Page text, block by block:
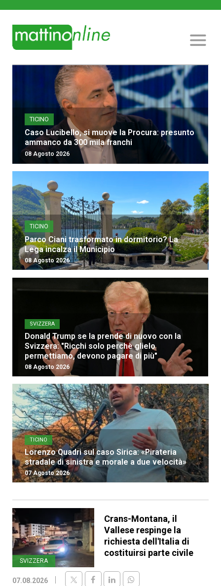
TICINO
Caso Lucibello, si muove la Procura: presunto
ammanco da 300 mila franchi
08 Agosto 2026
TICINO
Parco Ciani trasformato in dormitorio? La
Lega incalza il Municipio
08 Agosto 2026
SVIZZERA
Donald Trump se la prende di nuovo con la
Svizzera: "Ricchi solo perchè glielo
permettiamo, devono pagare di più"
08 Agosto 2026
TICINO
Lorenzo Quadri sul caso Sirica: «Pirateria
stradale di sinistra e morale a due velocità»
07 Agosto 2026
SVIZZERA
Crans-Montana, il
Vallese respinge la
richiesta dell'Italia di
costituirsi parte civile
07.08.2026